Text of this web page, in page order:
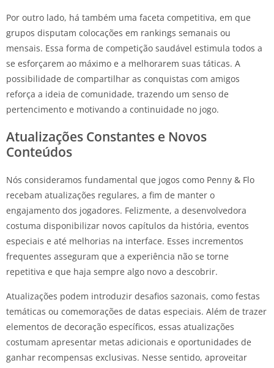
Por outro lado, há também uma faceta competitiva, em que
grupos disputam colocações em rankings semanais ou
mensais. Essa forma de competição saudável estimula todos a
se esforçarem ao máximo e a melhorarem suas táticas. A
possibilidade de compartilhar as conquistas com amigos
reforça a ideia de comunidade, trazendo um senso de
pertencimento e motivando a continuidade no jogo.
Atualizações Constantes e Novos
Conteúdos
Nós consideramos fundamental que jogos como Penny & Flo
recebam atualizações regulares, a fim de manter o
engajamento dos jogadores. Felizmente, a desenvolvedora
costuma disponibilizar novos capítulos da história, eventos
especiais e até melhorias na interface. Esses incrementos
frequentes asseguram que a experiência não se torne
repetitiva e que haja sempre algo novo a descobrir.
Atualizações podem introduzir desafios sazonais, como festas
temáticas ou comemorações de datas especiais. Além de trazer
elementos de decoração específicos, essas atualizações
costumam apresentar metas adicionais e oportunidades de
ganhar recompensas exclusivas. Nesse sentido, aproveitar